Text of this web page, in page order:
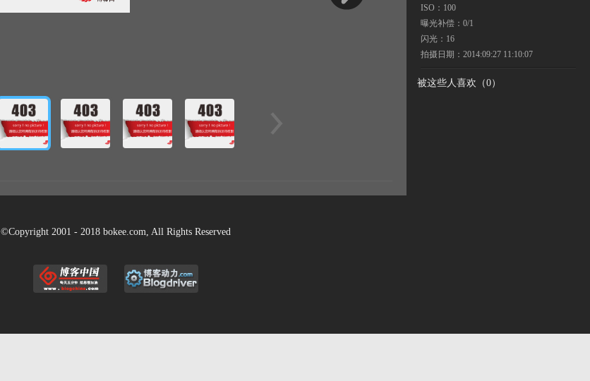
ISO： 100
曝光补偿： 0/1
闪光： 16
拍摄日期： 2014:09:27 11:10:07
被这些人喜欢（0）
©Copyright 2001 - 2018 bokee.com, All Rights Reserved